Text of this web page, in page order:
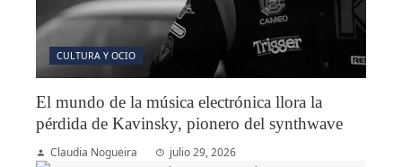
CULTURA Y OCIO
El mundo de la música electrónica llora la
pérdida de Kavinsky, pionero del synthwave
Claudia Nogueira julio 29, 2026